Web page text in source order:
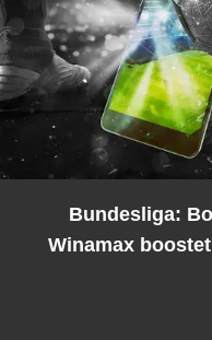
2. Bundesliga:
Winamax